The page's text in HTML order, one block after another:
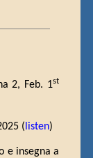
2, Feb. 1st
( listen)
e insegna a